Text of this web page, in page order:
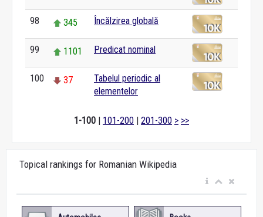
98 345 Încălzirea globală
99 1101 Predicat nominal
100 37
Tabelul periodic al
elementelor
1-100 | 101-200 | 201-300 > >>
Topical rankings for Romanian Wikipedia